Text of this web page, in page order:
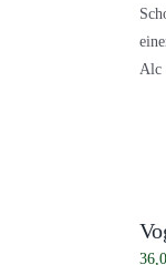
Alc